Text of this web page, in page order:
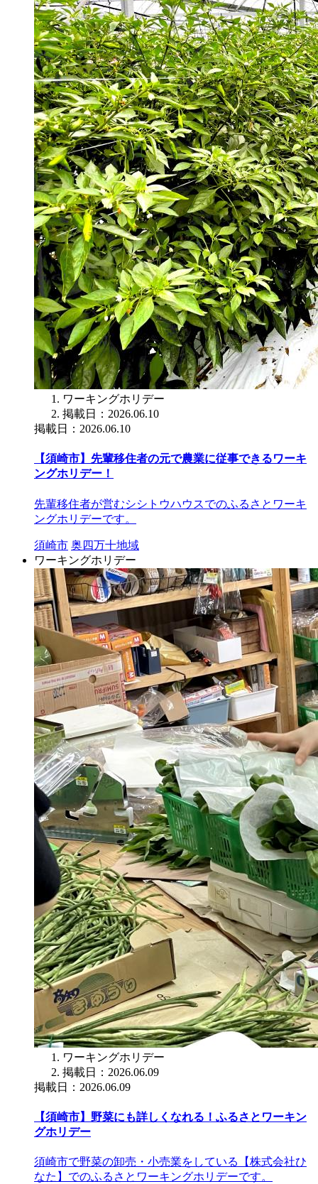
ワーキングホリデー
掲載日：2026.06.10
掲載日：2026.06.10
【須崎市】先輩移住者の元で農業に従事できるワーキ
ングホリデー！
先輩移住者が営むシシトウハウスでのふるさとワーキ
ングホリデーです。
須崎市 奥四万十地域
ワーキングホリデー
ワーキングホリデー
掲載日：2026.06.09
掲載日：2026.06.09
【須崎市】野菜にも詳しくなれる！ふるさとワーキン
グホリデー
須崎市で野菜の卸売・小売業をしている【株式会社ひ
なた】でのふるさとワーキングホリデーです。